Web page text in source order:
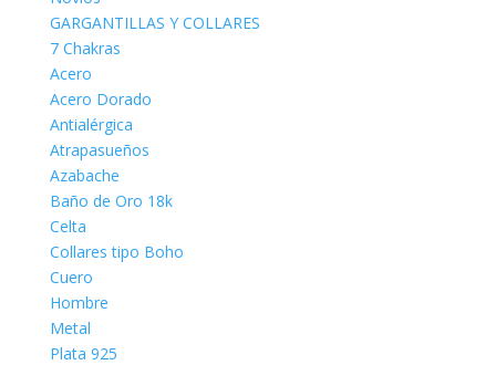
GARGANTILLAS Y COLLARES
7 Chakras
Acero
Acero Dorado
Antialérgica
Atrapasueños
Azabache
Baño de Oro 18k
Celta
Collares tipo Boho
Cuero
Hombre
Metal
Plata 925